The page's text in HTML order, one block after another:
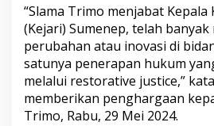
p
a
n
g
L
a
m
a
“Slama Trimo menjabat Kepala
(Kejari) Sumenep, telah
perubahan atau inovasi di
satunya penerapan hukum
melalui restorative justice,”
memberikan penghargaan
Trimo, Rabu, 29 Mei 2024.